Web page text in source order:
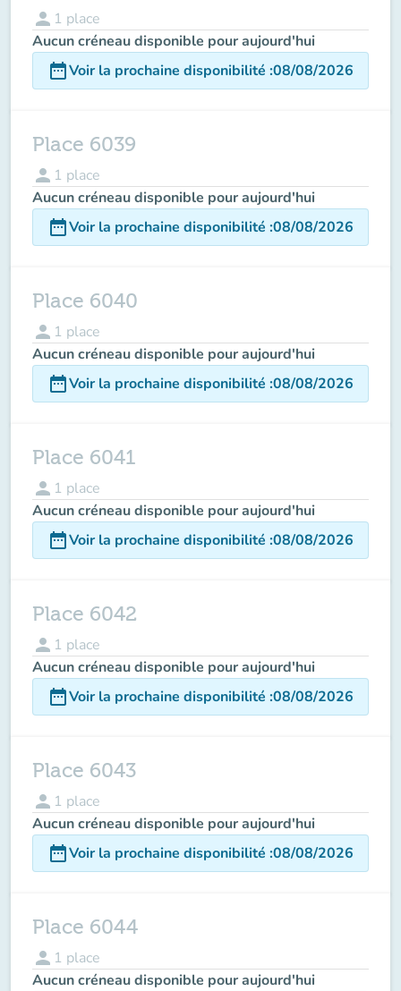
person 1 place
Aucun créneau disponible pour aujourd'hui
date_rangeVoir la prochaine disponibilité :08/08/2026
Place 6039
person 1 place
Aucun créneau disponible pour aujourd'hui
date_rangeVoir la prochaine disponibilité :08/08/2026
Place 6040
person 1 place
Aucun créneau disponible pour aujourd'hui
date_rangeVoir la prochaine disponibilité :08/08/2026
Place 6041
person 1 place
Aucun créneau disponible pour aujourd'hui
date_rangeVoir la prochaine disponibilité :08/08/2026
Place 6042
person 1 place
Aucun créneau disponible pour aujourd'hui
date_rangeVoir la prochaine disponibilité :08/08/2026
Place 6043
person 1 place
Aucun créneau disponible pour aujourd'hui
date_rangeVoir la prochaine disponibilité :08/08/2026
Place 6044
person 1 place
Aucun créneau disponible pour aujourd'hui